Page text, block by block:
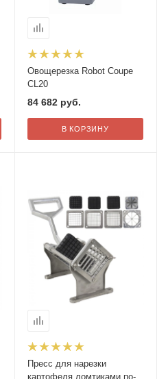
Овощерезка Robot Coupe
CL20
84 682руб.
В КОРЗИНУ
Пресс для нарезки
картофеля ломтиками по-